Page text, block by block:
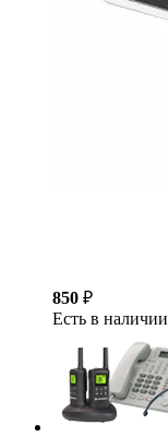
850 ₽
Есть в наличии